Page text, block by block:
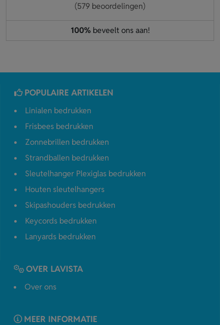
(579 beoordelingen)
100%beveelt ons aan!
POPULAIRE ARTIKELEN
Linialen bedrukken
Frisbees bedrukken
Zonnebrillen bedrukken
Strandballen bedrukken
Sleutelhanger Plexiglas bedrukken
Houten sleutelhangers
Skipashouders bedrukken
Keycords bedrukken
Lanyards bedrukken
OVER LAVISTA
Over ons
MEER INFORMATIE